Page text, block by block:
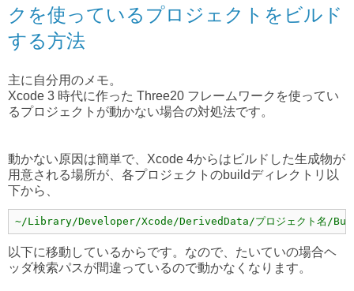
クを使っているプロジェクトをビルド
する方法
主に自分用のメモ。
Xcode 3 時代に作った Three20 フレームワークを使ってい
るプロジェクトが動かない場合の対処法です。
動かない原因は簡単で、Xcode 4からはビルドした生成物が
用意される場所が、各プロジェクトのbuildディレクトリ以
下から、
~/Library/Developer/Xcode/DerivedData/プロジェクト名/
以下に移動しているからです。なので、たいていの場合ヘ
ッダ検索パスが間違っているので動かなくなります。